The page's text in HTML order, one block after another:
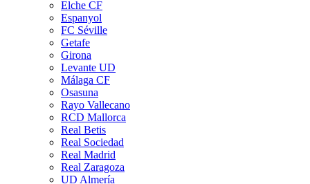
Elche CF
Espanyol
FC Séville
Getafe
Girona
Levante UD
Málaga CF
Osasuna
Rayo Vallecano
RCD Mallorca
Real Betis
Real Sociedad
Real Madrid
Real Zaragoza
UD Almería